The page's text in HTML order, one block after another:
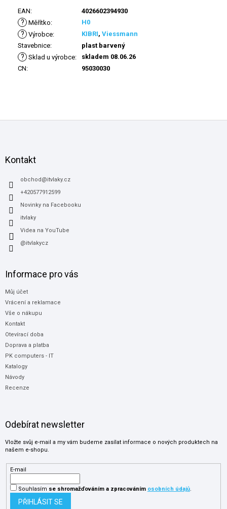
EAN: 4026602394930
? Měřítko: H0
? Výrobce: KIBRI, Viessmann
Stavebnice: plast barvený
? Sklad u výrobce:
skladem 08.06.26
CN: 95030030
Kontakt
obchod @itvlaky.cz
+420577912599
Novinky na Facebooku
itvlaky
Videa na YouTube
@itvlakycz
Informace pro vás
Můj účet
Vrácení a reklamace
Vše o nákupu
Kontakt
Otevírací doba
Doprava a platba
PK computers - IT
Katalogy
Návody
Recenze
Odebírat newsletter
Vložte svůj e-mail a my vám budeme zasílat informace o nových produktech na
našem e-shopu.
E-mail
Souhlasím se shromažďováníma zpracováním osobních údajů.
PŘIHLÁSIT SE